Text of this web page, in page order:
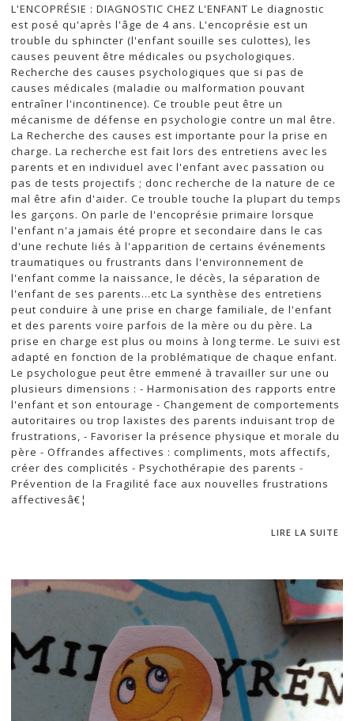
L'ENCOPRÉSIE : DIAGNOSTIC CHEZ L'ENFANT Le diagnostic
est posé qu'après l'âge de 4 ans. L'encoprésie est un
trouble du sphincter (l'enfant souille ses culottes), les
causes peuvent être médicales ou psychologiques.
Recherche des causes psychologiques que si pas de
causes médicales (maladie ou malformation pouvant
entraîner l'incontinence). Ce trouble peut être un
mécanisme de défense en psychologie contre un mal être.
La Recherche des causes est importante pour la prise en
charge. La recherche est fait lors des entretiens avec les
parents et en individuel avec l'enfant avec passation ou
pas de tests projectifs ; donc recherche de la nature de ce
mal être afin d'aider. Ce trouble touche la plupart du temps
les garçons. On parle de l'encoprésie primaire lorsque
l'enfant n'a jamais été propre et secondaire dans le cas
d'une rechute liés à l'apparition de certains événements
traumatiques ou frustrants dans l'environnement de
l'enfant comme la naissance, le décès, la séparation de
l'enfant de ses parents...etc La synthèse des entretiens
peut conduire à une prise en charge familiale, de l'enfant
et des parents voire parfois de la mère ou du père. La
prise en charge est plus ou moins à long terme. Le suivi est
adapté en fonction de la problématique de chaque enfant.
Le psychologue peut être emmené à travailler sur une ou
plusieurs dimensions : - Harmonisation des rapports entre
l'enfant et son entourage - Changement de comportements
autoritaires ou trop laxistes des parents induisant trop de
frustrations, - Favoriser la présence physique et morale du
père - Offrandes affectives : compliments, mots affectifs,
créer des complicités - Psychothérapie des parents -
Prévention de la Fragilité face aux nouvelles frustrations
affectivesâ€¦
LIRE LA SUITE